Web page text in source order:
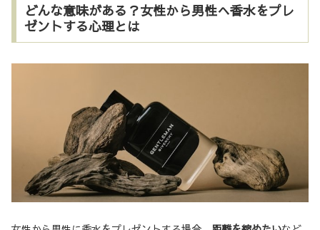
どんな意味がある？女性から男性へ香水をプレ
ゼントする心理とは